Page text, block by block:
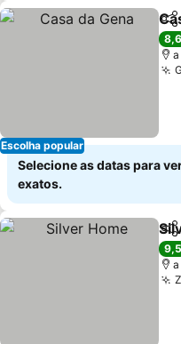
Escolha popular
8,6
Selecione as datas para
exatos.
9,5